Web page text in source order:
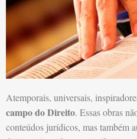
Atemporais, universais,
campo do Direito. Essas obras
conteúdos jurídicos, mas também